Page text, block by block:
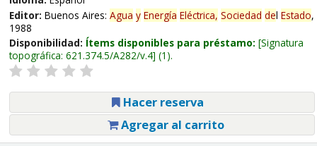
Editor: Buenos Aires: Agua y Energía Eléctrica, Sociedad del Estado,
1988
Disponibilidad: Ítems disponibles para préstamo: Signatura
topográfica: 621.374.5/A282/v.4 (1).
Hacer reserva
Agregar al carrito